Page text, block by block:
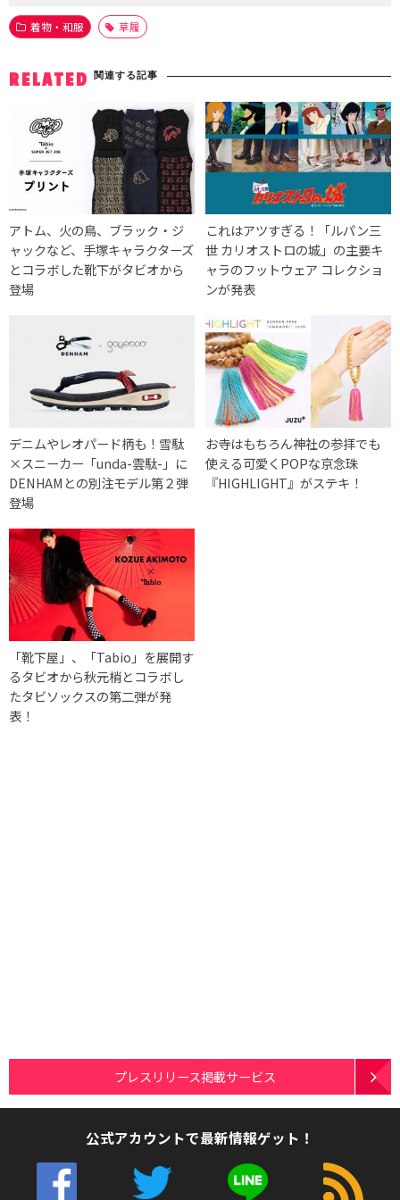
着物・和服 草履
RELATED 関連する記事
アトム、火の鳥、ブラック・ジ
ャックなど、手塚キャラクターズ
とコラボした靴下がタビオから
登場
これはアツすぎる！「ルパン三
世 カリオストロの城」の主要キ
ャラのフットウェア コレクショ
ンが発表
デニムやレオパード柄も！雪駄
×スニーカー「unda-雲駄-」に
DENHAMとの別注モデル第２弾
登場
お寺はもちろん神社の参拝でも
使える可愛くPOPな京念珠
『HIGHLIGHT』がステキ！
「靴下屋」、「Tabio」を展開す
るタビオから秋元梢とコラボし
たタビソックスの第二弾が発
表！
プレスリリース掲載サービス
公式アカウントで最新情報ゲット！